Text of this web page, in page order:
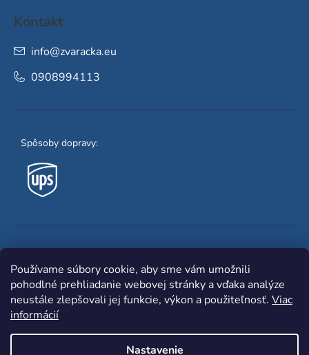
Používame súbory cookie, aby sme vám umožnili
pohodlné prehliadanie webovej stránky a vďaka analýze
neustále zlepšovali jej funkcie, výkon a použiteľnosť. Viac
informácií
Nastavenie
Kontakt
info@zvaracka.eu
0908994113
Spôsoby dopravy: